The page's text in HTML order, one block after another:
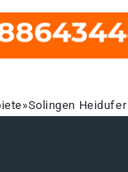
»Solingen Heidufer